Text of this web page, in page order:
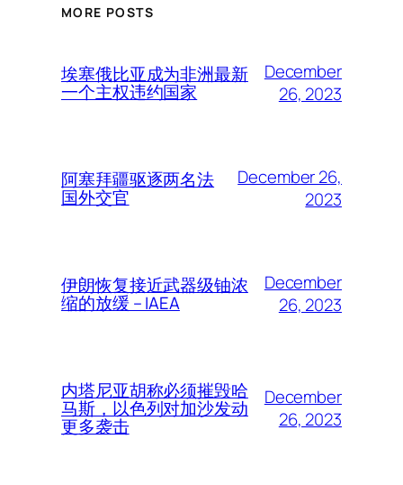
MORE POSTS
埃塞俄比亚成为非洲最新
一个主权违约国家
December
26, 2023
阿塞拜疆驱逐两名法
国外交官
December 26,
2023
伊朗恢复接近武器级铀浓
缩的放缓 – IAEA
December
26, 2023
内塔尼亚胡称必须摧毁哈
马斯，以色列对加沙发动
更多袭击
December
26, 2023